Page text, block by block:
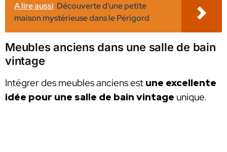
A lire aussi Découverte d'une petite
maison mystérieuse dans le Périgord
Meubles anciens dans une salle de bain
vintage
Intégrer des meubles anciens est une excellente
idée pour une salle de bain vintage unique.